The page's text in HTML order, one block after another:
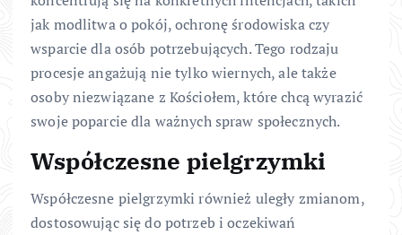
jak modlitwa o pokój, ochronę środowiska czy
wsparcie dla osób potrzebujących. Tego rodzaju
procesje angażują nie tylko wiernych, ale także
osoby niezwiązane z Kościołem, które chcą wyrazić
swoje poparcie dla ważnych spraw społecznych.
Współczesne pielgrzymki
Współczesne pielgrzymki również uległy zmianom,
dostosowując się do potrzeb i oczekiwań